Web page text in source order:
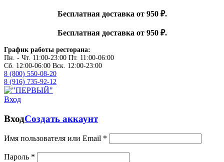
Бесплатная доставка от 950 ₽.
Бесплатная доставка от 950 ₽.
График работы ресторана:
Пн. - Чт. 11:00-23:00 Пт. 11:00-06:00
Сб. 12:00-06:00 Вск. 12:00-23:00
8 (800) 550-08-20
8 (916) 735-92-12
Вход
ВходСоздать аккаунт
Имя пользователя или Email *
Пароль *